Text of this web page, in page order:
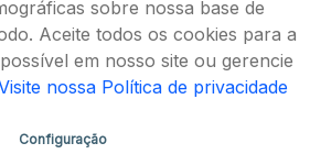
sobre nossa base de
Aceite todos os cookies para a
em nosso site ou gerencie
nossa Política de privacidade
Configuração